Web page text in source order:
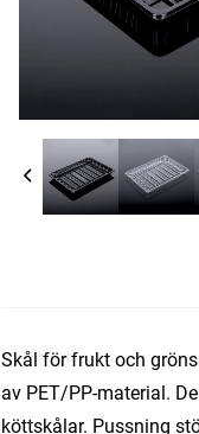
Skål för frukt och
av PET/PP-material.
köttskålar. Pussning